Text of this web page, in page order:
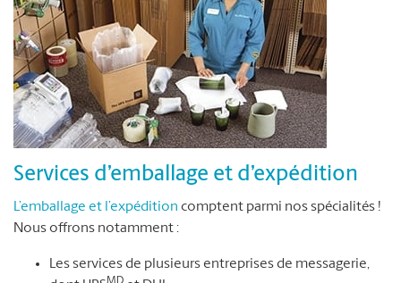
Services d’emballage et d’expédition
L’emballage et l’expédition comptent parmi nos spécialités !
Nous offrons notamment :
Les services de plusieurs entreprises de messagerie,